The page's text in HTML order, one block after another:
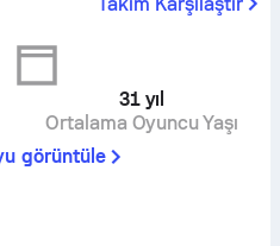
31 yıl
Ortalama Oyuncu Yaşı
görüntüle